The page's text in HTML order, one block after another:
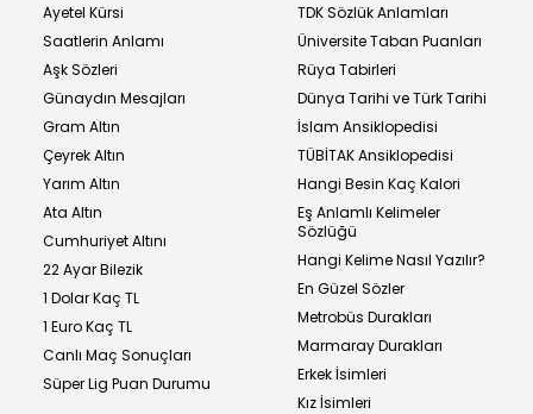
Ayetel Kürsi
Saatlerin Anlamı
Aşk Sözleri
Günaydın Mesajları
Gram Altın
Çeyrek Altın
Yarım Altın
Ata Altın
Cumhuriyet Altını
22 Ayar Bilezik
1 Dolar Kaç TL
1 Euro Kaç TL
Canlı Maç Sonuçları
Süper Lig Puan Durumu
TDK Sözlük Anlamları
Üniversite Taban Puanları
Rüya Tabirleri
Dünya Tarihi ve Türk Tarihi
İslam Ansiklopedisi
TÜBİTAK Ansiklopedisi
Hangi Besin Kaç Kalori
Eş Anlamlı Kelimeler
Sözlüğü
Hangi Kelime Nasıl Yazılır?
En Güzel Sözler
Metrobüs Durakları
Marmaray Durakları
Erkek İsimleri
Kız İsimleri